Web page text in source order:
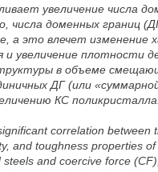
увеличение числа
числа доменных границ
а это влечет изменение
и увеличение плотности
в объеме
ДГ (или
КС поликристалла.
correlation between
and toughness properties
steels and coercive force